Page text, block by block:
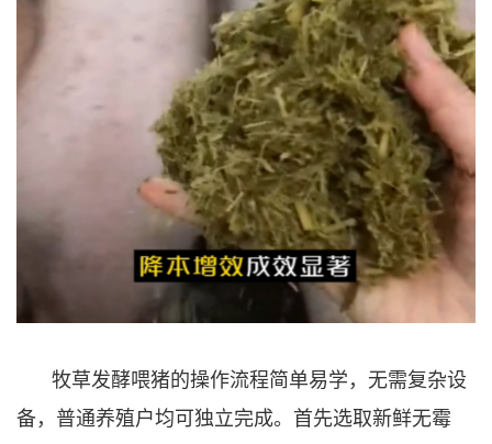
牧草发酵喂猪的操作流程简单易学，无需复杂设
备，普通养殖户均可独立完成。首先选取新鲜无霉